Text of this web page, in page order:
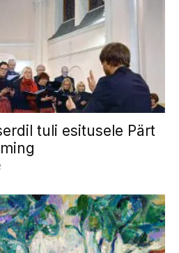
tuli esitusele Pärt